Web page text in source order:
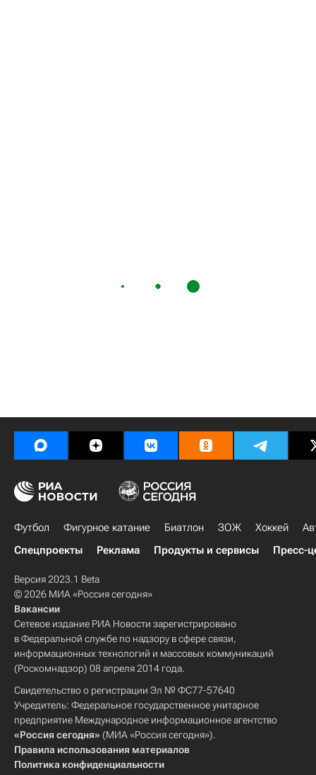
Футбол Фигурное катание Биатлон ЗОЖ Хоккей
Спецпроекты
Реклама Продукты и сервисы Пресс-
Версия 2023.1 Beta
© 2026 МИА «Россия сегодня»
Вакансии
Сетевое издание РИА Новости зарегистрировано
в Федеральной службе по надзору в сфере связи,
информационных технологий и массовых коммуникаций
(Роскомнадзор) 08 апреля 2014 года.
Свидетельство о регистрации Эл № ФС77-57640
Учредитель: Федеральное государственное унитарное
предприятие Международное информационное агентство
«Россия сегодня» (МИА «Россия сегодня»).
Правила использования материалов
Политика конфиденциальности